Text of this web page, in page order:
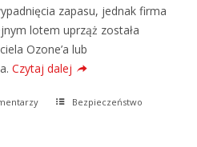
zapasu, jednak firma
lotem uprząż została
Ozone’a lub
Czytaj dalej
Bezpieczeństwo